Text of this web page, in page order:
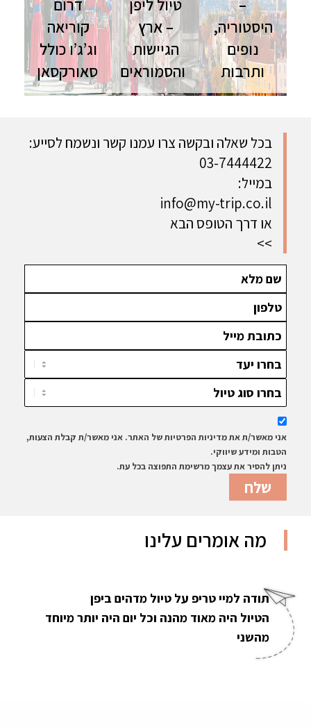
–
היסטוריה,
נופים
ותרבות
המדינות
מסע בין
תרבות, נופים
וערים ציוריות
טיול ליפן
– ארץ
הגיישות
והסמוראים
טיול ליפן |
מסלול הדגל
ליפן כולל
דרום
קוריאה
וג’ג’ו כולל
סאורקסאן
טיול לדרום
פסח טיול
מקיף בפנינת
אני מאשר/ת את מדיניות הפרטיות של האתר. אני מאשר/ת קבלת הצעות,
הטבות ומידע שיווקי.
ניתן להסיר את עצמך מרשימת התפוצה בכל עת.
בכל שאלה ובקשה צרו עמנו קשר ונשמח לסייע:
03-7444422
במייל:
info@my-trip.co.il
או דרך הטופס הבא
>>
מה אומרים עלינו
תודה למיי טריפ על טיול מדהים ביפן
הטיול היה מאוד מהנה וכל יום היה יותר מיוחד
מהשני